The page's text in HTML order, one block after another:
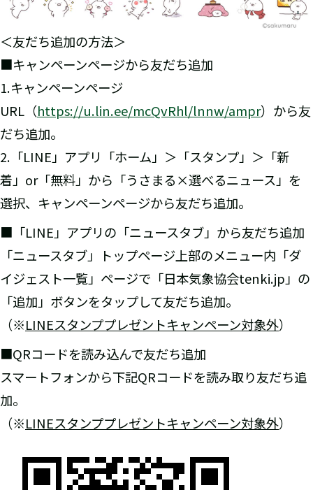
＜友だち追加の方法＞
■キャンペーンページから友だち追加
1.キャンペーンページ
URL（https://u.lin.ee/mcQvRhl/lnnw/ampr）から友
だち追加。
2.「LINE」アプリ「ホーム」＞「スタンプ」＞「新
着」or「無料」から「うさまる×選べるニュース」を
選択、キャンペーンページから友だち追加。
■「LINE」アプリの「ニュースタブ」から友だち追加
「ニュースタブ」トップページ上部のメニュー内「ダ
イジェスト一覧」ページで「日本気象協会tenki.jp」の
「追加」ボタンをタップして友だち追加。
（※LINEスタンププレゼントキャンペーン対象外）
■QRコードを読み込んで友だち追加
スマートフォンから下記QRコードを読み取り友だち追
加。
（※LINEスタンププレゼントキャンペーン対象外）